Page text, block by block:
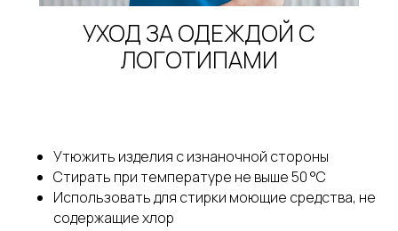
УХОД ЗА ОДЕЖДОЙ С
ЛОГОТИПАМИ
Утюжить изделия с изнаночной стороны
Стирать при температуре не выше 50 °С
Использовать для стирки моющие средства, не
содержащие хлор